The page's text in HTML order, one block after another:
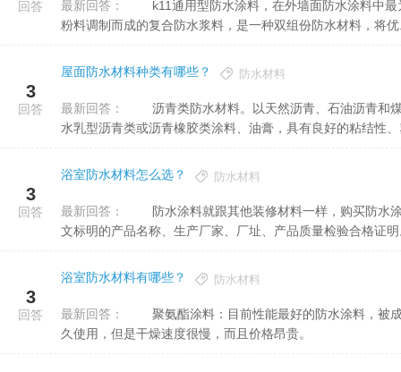
回答 最新回答：
粉料调制而成的复合防水浆料，是一种双组份防水材料，将
3
回答
屋面防水材料种类有哪些？ 防水材料
最新回答：
水乳型沥青类或沥青橡胶类涂料、油膏，具有良好的粘结性
3
回答
浴室防水材料怎么选？ 防水材料
最新回答：
文标明的产品名称、生产厂家、厂址、产品质量检验合格证
3
回答
浴室防水材料有哪些？ 防水材料
最新回答：
久使用，但是干燥速度很慢，而且价格昂贵。